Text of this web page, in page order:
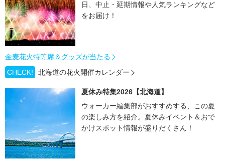
日、中止・延期情報や人気ランキングなど
をお届け！
金麦花火特等席＆グッズが当たる
CHECK!
北海道の花火開催カレンダー
夏休み特集2026【北海道】
ウォーカー編集部がおすすめする、この夏
の楽しみ方を紹介。夏休みイベント＆おで
かけスポット情報が盛りだくさん！